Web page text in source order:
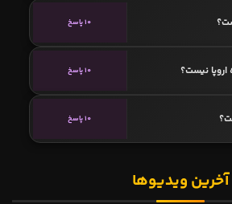
10 پاسخ
اروپا نیست؟ 10 پاسخ
10 پاسخ
آخرین ویدیوها